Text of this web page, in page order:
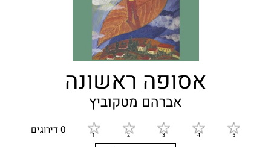
אסופה ראשונה
אברהם מטקוביץ
0 דירוגים